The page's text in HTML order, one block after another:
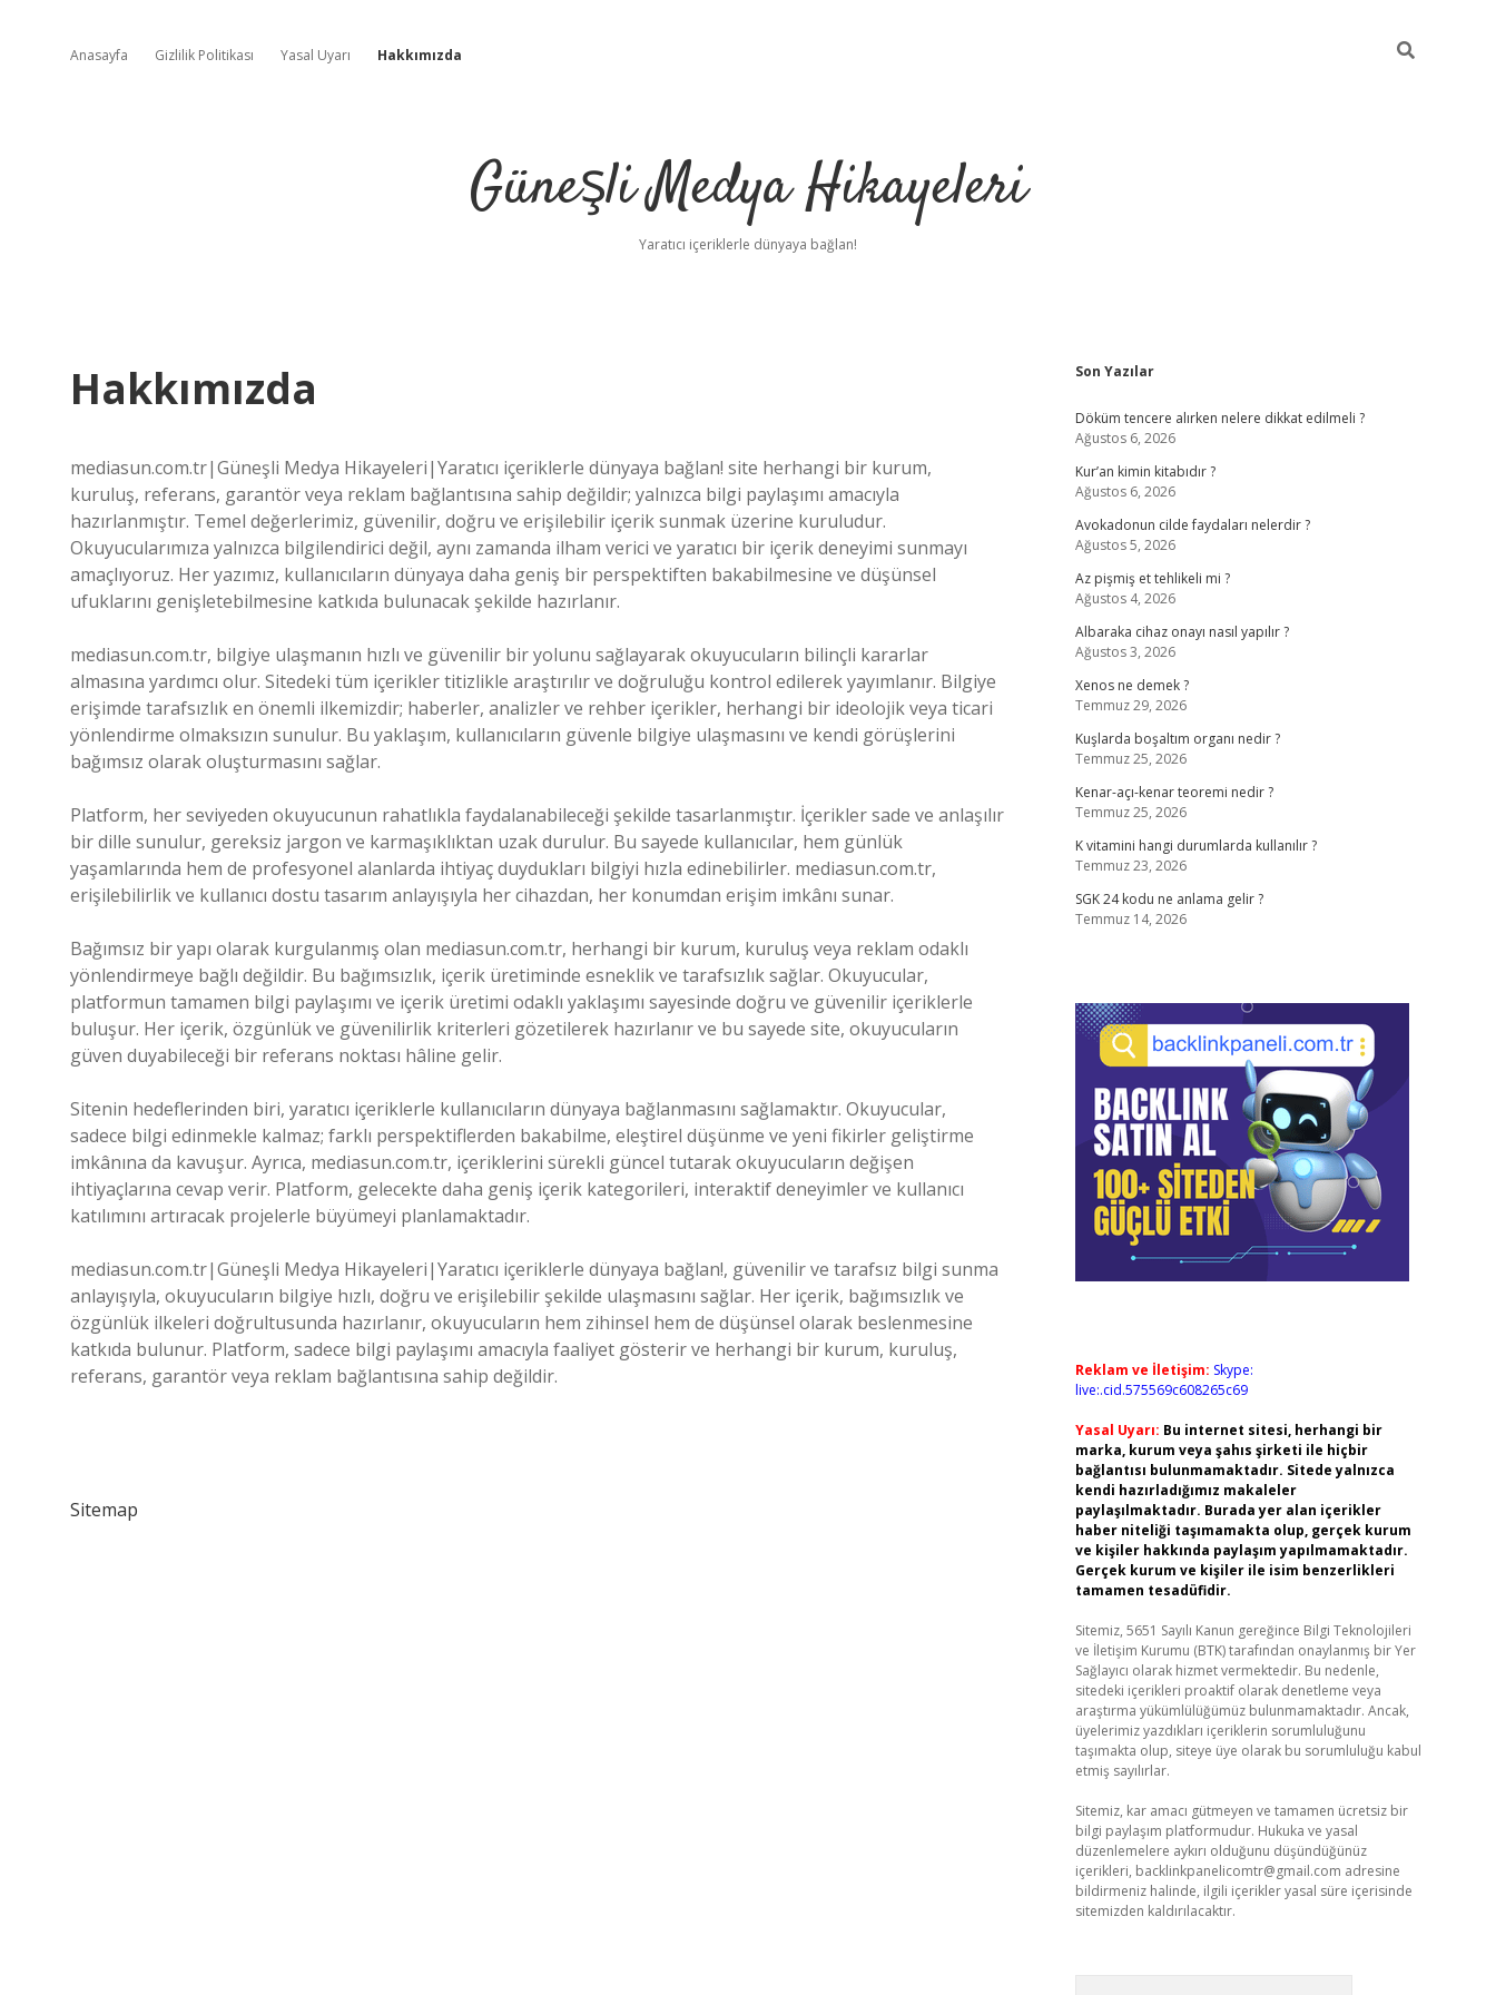
Anasayfa Gizlilik Politikası Yasal Uyarı Hakkımızda
Güneşli Medya Hikayeleri
Yaratıcı içeriklerle dünyaya bağlan!
Hakkımızda
mediasun.com.tr|Güneşli Medya Hikayeleri|Yaratıcı içeriklerle dünyaya bağlan! site herhangi bir kurum,
kuruluş, referans, garantör veya reklam bağlantısına sahip değildir; yalnızca bilgi paylaşımı amacıyla
hazırlanmıştır. Temel değerlerimiz, güvenilir, doğru ve erişilebilir içerik sunmak üzerine kuruludur.
Okuyucularımıza yalnızca bilgilendirici değil, aynı zamanda ilham verici ve yaratıcı bir içerik deneyimi sunmayı
amaçlıyoruz. Her yazımız, kullanıcıların dünyaya daha geniş bir perspektiften bakabilmesine ve düşünsel
ufuklarını genişletebilmesine katkıda bulunacak şekilde hazırlanır.
mediasun.com.tr, bilgiye ulaşmanın hızlı ve güvenilir bir yolunu sağlayarak okuyucuların bilinçli kararlar
almasına yardımcı olur. Sitedeki tüm içerikler titizlikle araştırılır ve doğruluğu kontrol edilerek yayımlanır. Bilgiye
erişimde tarafsızlık en önemli ilkemizdir; haberler, analizler ve rehber içerikler, herhangi bir ideolojik veya ticari
yönlendirme olmaksızın sunulur. Bu yaklaşım, kullanıcıların güvenle bilgiye ulaşmasını ve kendi görüşlerini
bağımsız olarak oluşturmasını sağlar.
Platform, her seviyeden okuyucunun rahatlıkla faydalanabileceği şekilde tasarlanmıştır. İçerikler sade ve anlaşılır
bir dille sunulur, gereksiz jargon ve karmaşıklıktan uzak durulur. Bu sayede kullanıcılar, hem günlük
yaşamlarında hem de profesyonel alanlarda ihtiyaç duydukları bilgiyi hızla edinebilirler. mediasun.com.tr,
erişilebilirlik ve kullanıcı dostu tasarım anlayışıyla her cihazdan, her konumdan erişim imkânı sunar.
Bağımsız bir yapı olarak kurgulanmış olan mediasun.com.tr, herhangi bir kurum, kuruluş veya reklam odaklı
yönlendirmeye bağlı değildir. Bu bağımsızlık, içerik üretiminde esneklik ve tarafsızlık sağlar. Okuyucular,
platformun tamamen bilgi paylaşımı ve içerik üretimi odaklı yaklaşımı sayesinde doğru ve güvenilir içeriklerle
buluşur. Her içerik, özgünlük ve güvenilirlik kriterleri gözetilerek hazırlanır ve bu sayede site, okuyucuların
güven duyabileceği bir referans noktası hâline gelir.
Sitenin hedeflerinden biri, yaratıcı içeriklerle kullanıcıların dünyaya bağlanmasını sağlamaktır. Okuyucular,
sadece bilgi edinmekle kalmaz; farklı perspektiflerden bakabilme, eleştirel düşünme ve yeni fikirler geliştirme
imkânına da kavuşur. Ayrıca, mediasun.com.tr, içeriklerini sürekli güncel tutarak okuyucuların değişen
ihtiyaçlarına cevap verir. Platform, gelecekte daha geniş içerik kategorileri, interaktif deneyimler ve kullanıcı
katılımını artıracak projelerle büyümeyi planlamaktadır.
mediasun.com.tr|Güneşli Medya Hikayeleri|Yaratıcı içeriklerle dünyaya bağlan!, güvenilir ve tarafsız bilgi sunma
anlayışıyla, okuyucuların bilgiye hızlı, doğru ve erişilebilir şekilde ulaşmasını sağlar. Her içerik, bağımsızlık ve
özgünlük ilkeleri doğrultusunda hazırlanır, okuyucuların hem zihinsel hem de düşünsel olarak beslenmesine
katkıda bulunur. Platform, sadece bilgi paylaşımı amacıyla faaliyet gösterir ve herhangi bir kurum, kuruluş,
referans, garantör veya reklam bağlantısına sahip değildir.
Sitemap
Sidebar
Son Yazılar
Döküm tencere alırken nelere dikkat edilmeli ?
Ağustos 6, 2026
Kur’an kimin kitabıdır ?
Ağustos 6, 2026
Avokadonun cilde faydaları nelerdir ?
Ağustos 5, 2026
Az pişmiş et tehlikeli mi ?
Ağustos 4, 2026
Albaraka cihaz onayı nasıl yapılır ?
Ağustos 3, 2026
Xenos ne demek ?
Temmuz 29, 2026
Kuşlarda boşaltım organı nedir ?
Temmuz 25, 2026
Kenar-açı-kenar teoremi nedir ?
Temmuz 25, 2026
K vitamini hangi durumlarda kullanılır ?
Temmuz 23, 2026
SGK 24 kodu ne anlama gelir ?
Temmuz 14, 2026
Reklam ve İletişim: Skype:
live:.cid.575569c608265c69
Yasal Uyarı: Bu internet sitesi, herhangi bir
marka, kurum veya şahıs şirketi ile hiçbir
bağlantısı bulunmamaktadır. Sitede yalnızca
kendi hazırladığımız makaleler
paylaşılmaktadır. Burada yer alan içerikler
haber niteliği taşımamakta olup, gerçek kurum
ve kişiler hakkında paylaşım yapılmamaktadır.
Gerçek kurum ve kişiler ile isim benzerlikleri
tamamen tesadüfidir.
Sitemiz, 5651 Sayılı Kanun gereğince Bilgi Teknolojileri
ve İletişim Kurumu (BTK) tarafından onaylanmış bir Yer
Sağlayıcı olarak hizmet vermektedir. Bu nedenle,
sitedeki içerikleri proaktif olarak denetleme veya
araştırma yükümlülüğümüz bulunmamaktadır. Ancak,
üyelerimiz yazdıkları içeriklerin sorumluluğunu
taşımakta olup, siteye üye olarak bu sorumluluğu kabul
etmiş sayılırlar.
Sitemiz, kar amacı gütmeyen ve tamamen ücretsiz bir
bilgi paylaşım platformudur. Hukuka ve yasal
düzenlemelere aykırı olduğunu düşündüğünüz
içerikleri, backlinkpanelicomtr@gmail.com adresine
bildirmeniz halinde, ilgili içerikler yasal süre içerisinde
sitemizden kaldırılacaktır.